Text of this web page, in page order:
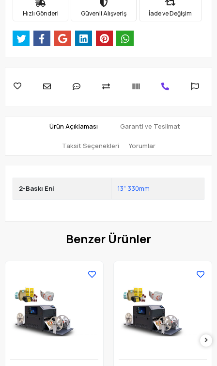
Hızlı Gönderi Güvenli Alışveriş İade ve Değişim
Ürün Açıklaması Garanti ve Teslimat
Taksit Seçenekleri Yorumlar
2-Baskı Eni 13" 330mm
Benzer Ürünler